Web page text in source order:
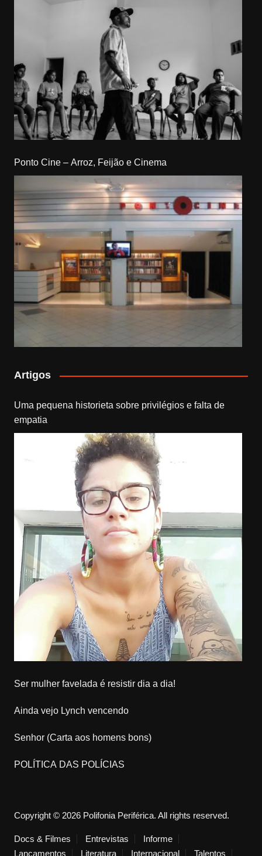
Ponto Cine – Arroz, Feijão e Cinema
Artigos
Uma pequena historieta sobre privilégios e falta de
empatia
Ser mulher favelada é resistir dia a dia!
Ainda vejo Lynch vencendo
Senhor (Carta aos homens bons)
POLÍTICA DAS POLÍCIAS
Copyright © 2026 Polifonia Periférica. All rights reserved.
Docs & Filmes Entrevistas
Informe
Lançamentos
Literatura Internacional Talentos